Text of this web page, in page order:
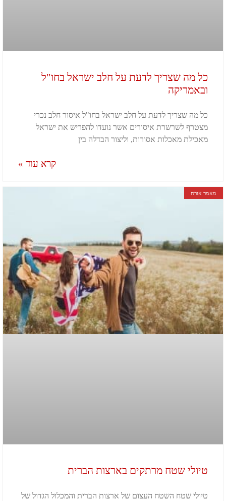
כל מה שצריך לדעת על חלב ישראל בחו"ל
ובאמריקה
כל מה שצריך לדעת על חלב ישראל בחו"ל איסור חלב נכרי
מצטרף לשרשרת איסורים אשר נועדו להפריש את ישראל
מאכילת מאכלות אסורות, וליצור הבדלה בין
קרא עוד »
מאמר אורח
טיולי שטח מרתקים בארצות הברית
טיולי שטח השטח העצום של ארצות הברית והמכלול הגדול של